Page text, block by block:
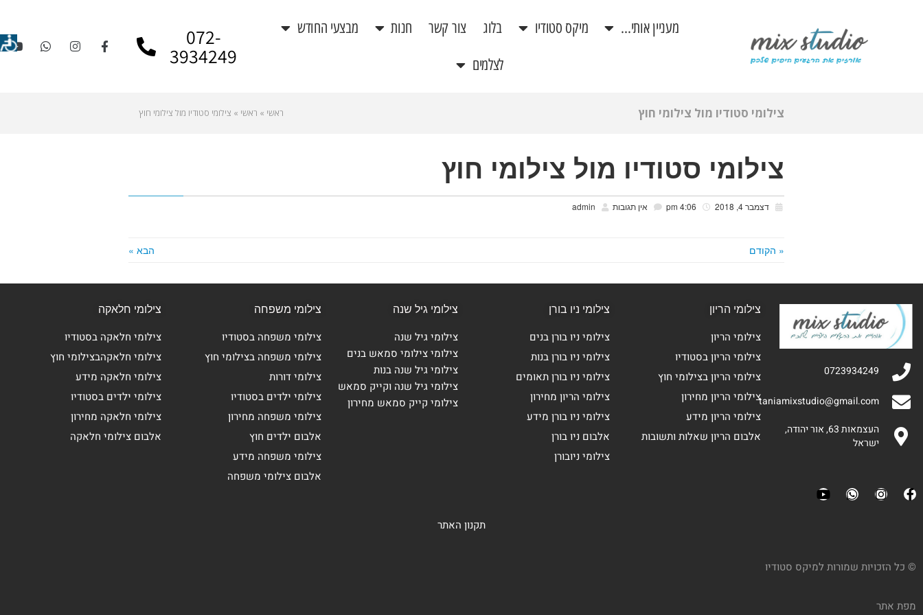
מעניין אותי… מיקס סטודיו בלוג צור קשר חנות
מבצעי החודש
לצלמים
072-
3934249
צילומי סטודיו מול צילומי חוץ ראשי » ראשי » צילומי סטודיו מול צילומי חוץ
צילומי סטודיו מול צילומי חוץ
דצמבר 4, 2018 אין תגובות admin
« הקודם הבא »
0723934249
taniamixstudio@gmail.com
העצמאות 63, אור יהודה,
ישראל
צילומי הריון
צילומי הריון
צילומי הריון בסטודיו
צילומי הריון בצילומי חוץ
צילומי הריון מחירון
צילומי הריון מידע
אלבום הריון שאלות ותשובות
צילומי ניו בורן
צילומי ניו בורן בנים
צילומי ניו בורן בנות
צילומי ניו בורן תאומים
צילומי הריון מחירון
צילומי ניו בורן מידע
אלבום ניו בורן
צילומי ניובורן
צילומי גיל שנה
צילומי גיל שנה
צילומי צילומי סמאש בנים
צילומי גיל שנה בנות
צילומי גיל שנה וקייק סמאש
צילומי קייק סמאש מחירון
צילומי משפחה
צילומי משפחה בסטודיו
צילומי משפחה בצילומי חוץ
צילומי דורות
צילומי ילדים בסטודיו
צילומי משפחה מחירון
אלבום ילדים חוץ
צילומי משפחה מידע
אלבום צילומי משפחה
צילומי חלאקה
צילומי חלאקה בסטודיו
צילומי חלאקהבצילומי חוץ
צילומי חלאקה מידע
צילומי ילדים בסטודיו
צילומי חלאקה מחירון
אלבום צילומי חלאקה
תקנון האתר
© כל הזכויות שמורות למיקס סטודיו
מפת אתר